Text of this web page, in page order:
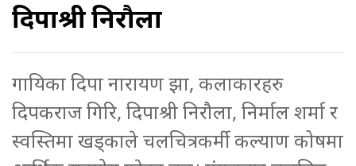
दिपाश्री निरौला
गायिका दिपा नारायण झा, कलाकारहरु
दिपकराज गिरि, दिपाश्री निरौला, निर्माल शर्मा र
स्वस्तिमा खड्काले चलचित्रकर्मी कल्याण कोषमा